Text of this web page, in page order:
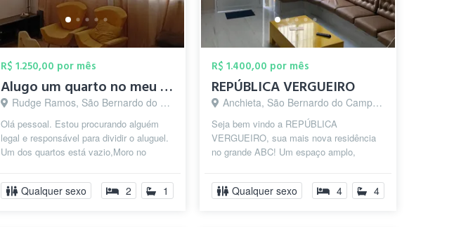
R$ 1.250,00 por mês
Alugo um quarto no meu Apt
Rudge Ramos, São Bernardo do Campo - SP
Olá pessoal. Estou procurando alguém
legal e responsável para dividir o aluguel.
Um dos quartos está vazio,Moro no
Qualquer sexo 2 1
R$ 1.400,00 por mês
REPÚBLICA VERGUEIRO
Anchieta, São Bernardo do Campo - SP
Seja bem vindo a REPÚBLICA
VERGUEIRO, sua mais nova residência
no grande ABC! Um espaço amplo,
melhores condições de ...
Qualquer sexo 4 4